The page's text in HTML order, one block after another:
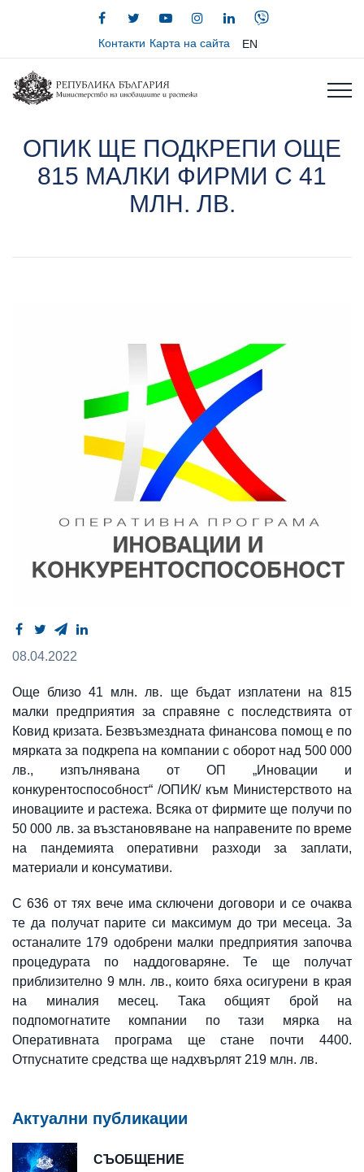
Контакти Карта на сайта EN
ОПИК ЩЕ ПОДКРЕПИ ОЩЕ
815 МАЛКИ ФИРМИ С 41
МЛН. ЛВ.
08.04.2022
Още близо 41 млн. лв. ще бъдат изплатени на 815
малки предприятия за справяне с последствията от
Ковид кризата. Безвъзмездната финансова помощ е по
мярката за подкрепа на компании с оборот над 500 000
лв., изпълнявана от ОП „Иновации и
конкурентоспособност“ /ОПИК/ към Министерството на
иновациите и растежа. Всяка от фирмите ще получи по
50 000 лв. за възстановяване на направените по време
на пандемията оперативни разходи за заплати,
материали и консумативи.
С 636 от тях вече има сключени договори и се очаква
те да получат парите си максимум до три месеца. За
останалите 179 одобрени малки предприятия започва
процедурата по наддоговаряне. Те ще получат
приблизително 9 млн. лв., които бяха осигурени в края
на миналия месец. Така общият брой на
подпомогнатите компании по тази мярка на
Оперативната програма ще стане почти 4400.
Отпуснатите средства ще надхвърлят 219 млн. лв.
Актуални публикации
СЪОБЩЕНИЕ